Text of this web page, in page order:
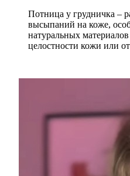
Потница у грудничка –
высыпаний на коже,
натуральных
целостности кожи или